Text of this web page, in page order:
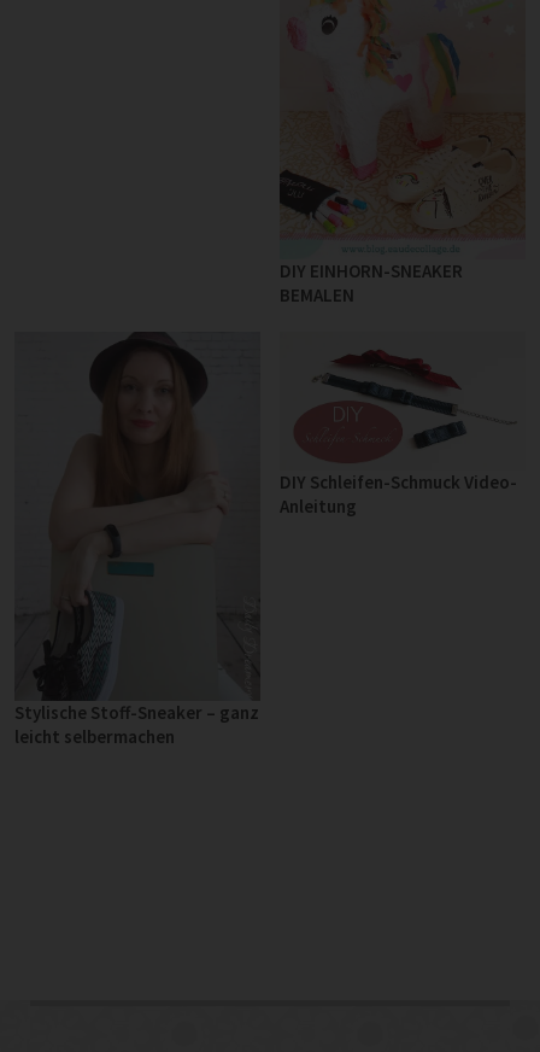
DIY EINHORN-SNEAKER
BEMALEN
Stylische Stoff-Sneaker – ganz
leicht selbermachen
DIY Schleifen-Schmuck Video-
Anleitung